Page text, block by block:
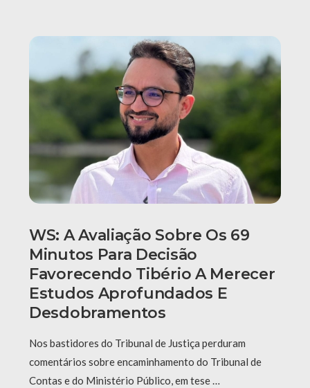
WS: A Avaliação Sobre Os 69
Minutos Para Decisão
Favorecendo Tibério A Merecer
Estudos Aprofundados E
Desdobramentos
Nos bastidores do Tribunal de Justiça perduram
comentários sobre encaminhamento do Tribunal de
Contas e do Ministério Público, em tese …